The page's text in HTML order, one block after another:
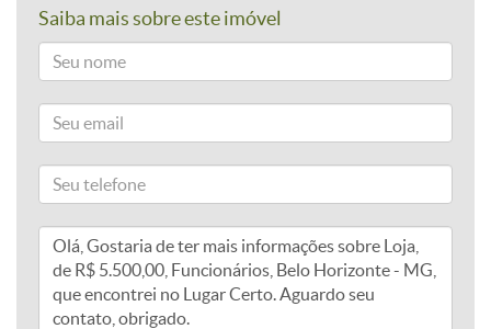
Saiba mais sobre este imóvel